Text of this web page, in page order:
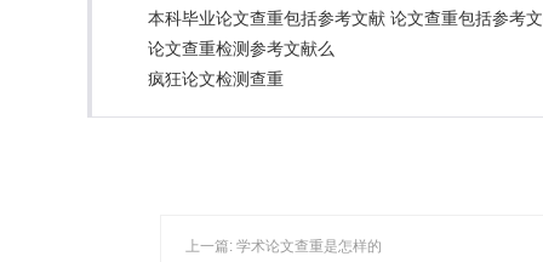
本科毕业论文查重包括参考文献 论文查重包括参考
论文查重检测参考文献么
疯狂论文检测查重
上一篇: 学术论文查重是怎样的